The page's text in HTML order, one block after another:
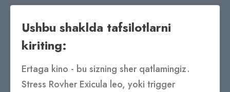
Ushbu shaklda tafsilotlarni
kiriting:
Ertaga kino - bu sizning sher qatlamingiz.
Stress Rovher Exicula leo, yoki trigger